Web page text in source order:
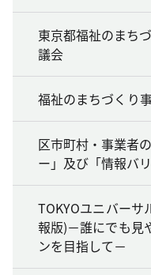
東京都福祉のまち
議会
福祉のまちづくり
区市町村・事業者
ー」及び「情報バ
TOKYOユニバーサ
報版)－誰にでも見
ンを目指して－